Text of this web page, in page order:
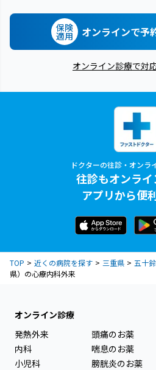
保険
適用 オンラインで予
オンライン診療で対
ドクターの往診・オンラ
往診もオンライ
アプリから便
TOP 近くの病院を探す 三重県 五十
県）の心療内科外来
オンライン診療
発熱外来
内科
小児科
頭痛のお薬
喘息のお薬
膀胱炎のお薬